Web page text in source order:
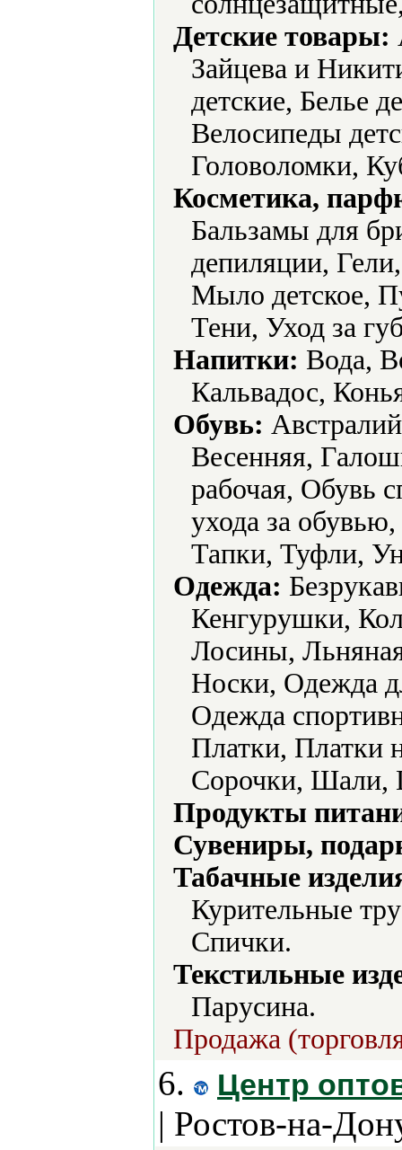
Детские товары:
Зайцева и
детские, Белье
Велосипеды
Головоломки,
Косметика,
Бальзамы для
депиляции,
Мыло детское,
Тени, Уход за
Напитки: Вода,
Кальвадос,
Обувь:
Весенняя,
рабочая, Обувь
ухода за
Тапки, Туфли,
Одежда:
Кенгурушки,
Лосины,
Носки, Одежда
Одежда
Платки, Платки
Сорочки,
Продукты
Сувениры,
Табачные
Курительные
Спички.
Текстильные
Парусина.
Продажа
6. Центр
| Ростов-на-